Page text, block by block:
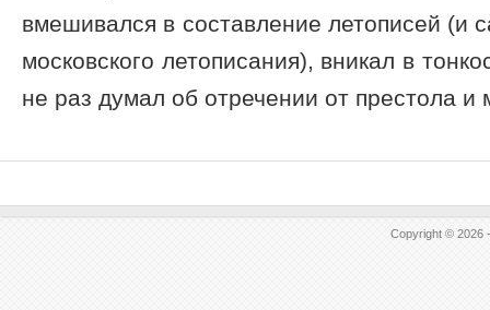
вмешивался в составление летописей (и
московского летописания), вникал в
не раз думал об отречении от престола и
Copyright © 2026